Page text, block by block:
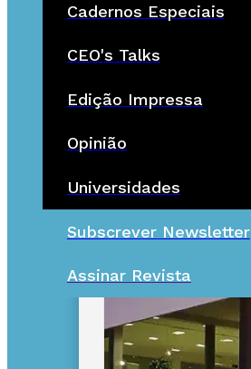
Cadernos Especiais
CEO's Talks
Edição Impressa
Opinião
Universidades
Subscrever Newsletter
Assinar Revista